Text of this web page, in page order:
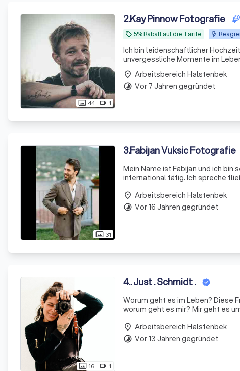
photo_size_select_actual44 videocam 1
2.Kay Pinnow Fotografie
local_offer 5% Rabatt auf die Tarife
Ich bin leidenschaftlicher
unvergessliche Momente im
Hochzeit bis hin zur warmen,
Leidenschaft für
place Arbeitsbereich Halstenbek
timelapse Vor 7 Jahren gegründet
photo_size_select_actual 31
3.Fabijan Vuksic Fotografie
Mein Name ist Fabijan und ich
international tätig. Ich spreche
place Arbeitsbereich Halstenbek
timelapse Vor 16 Jahren gegründet
photo_size_select_actual 16 videocam 1
4.. Just . Schmidt .
Worum geht es im Leben? Diese Frage werden vermutlich viele unterschiedlich beantworten. Also,
worum geht es mir? Mir geht es
place Arbeitsbereich Halstenbek
timelapse Vor 13 Jahren gegründet